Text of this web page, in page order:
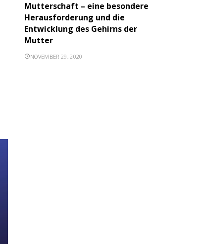
Mutterschaft – eine besondere
Herausforderung und die
Entwicklung des Gehirns der
Mutter
NOVEMBER 29, 2020